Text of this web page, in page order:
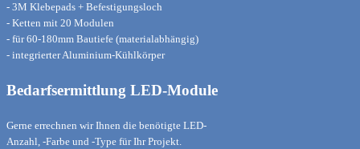
- 3M Klebepads + Befestigungsloch
- Ketten mit 20 Modulen
- für 60-180mm Bautiefe (materialabhängig)
- integrierter Aluminium-Kühlkörper
Bedarfsermittlung LED-Module
Gerne errechnen wir Ihnen die benötigte LED-
Anzahl, -Farbe und -Type für Ihr Projekt.